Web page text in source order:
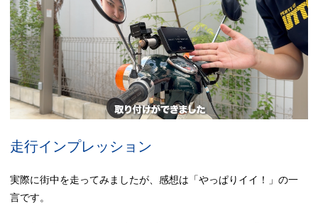
走行インプレッション
実際に街中を走ってみましたが、感想は「やっぱりイイ！」の一
言です。